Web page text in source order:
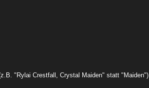
"Rylai Crestfall, Crystal Maiden" statt "Maiden")